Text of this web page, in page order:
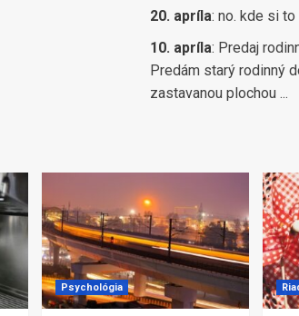
20. apríla: no. kde si
10. apríla: Predaj
Predám starý rodinný
zastavanou plochou ...
Psychológia